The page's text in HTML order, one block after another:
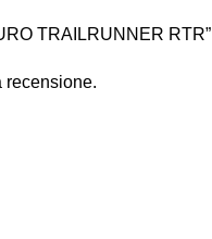
TRAILRUNNER RTR”
recensione.